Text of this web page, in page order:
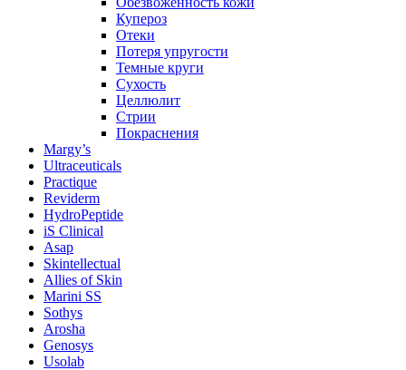
Купероз
Отеки
Потеря упругости
Темные круги
Сухость
Целлюлит
Стрии
Покраснения
Margy’s
Ultraceuticals
Practique
Reviderm
HydroPeptide
iS Clinical
Asap
Skintellectual
Allies of Skin
Marini SS
Sothys
Arosha
Genosys
Usolab